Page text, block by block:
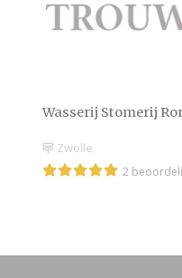
Wasserij Stomerij
Zwolle
2